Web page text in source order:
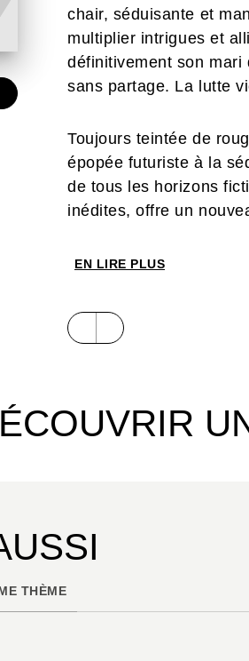
chair, séduisante et
multiplier intrigues et
définitivement son mari
sans partage. La lutte
Toujours teintée de
épopée futuriste à la
de tous les horizons
inédites, offre un
EN LIRE PLUS
THÈME